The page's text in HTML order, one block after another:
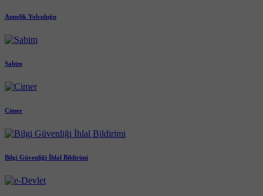
Annelik Yolculuğu
Sabim
Cimer
Bilgi Güvenliği İhlal Bildirimi